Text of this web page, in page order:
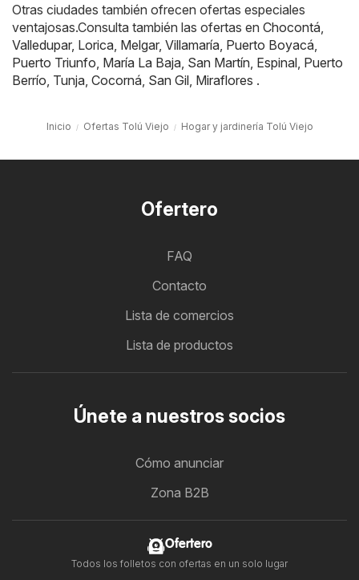
Otras ciudades también ofrecen ofertas especiales
ventajosas.Consulta también las ofertas en Chocontá
Valledupar, Lorica Melgar, Villamaría Puerto Boyacá
Puerto Triunfo María La Baja San Martín Espinal Puerto
Berrío Tunja Cocorná San Gil Miraflores .
Inicio Ofertas Tolú Viejo Hogar y jardinería Tolú Viejo
Ofertero
FAQ
Contacto
Lista de comercios
Lista de productos
Únete a nuestros socios
Cómo anunciar
Zona B2B
Ofertero
Todos los folletos con ofertas en un solo lugar